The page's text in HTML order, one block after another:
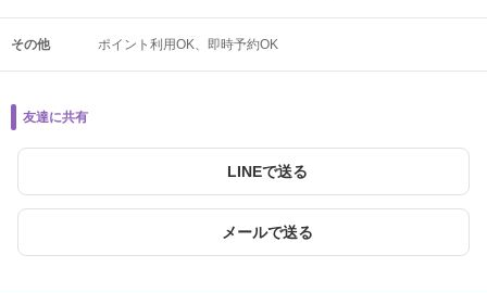
その他 ポイント利用OK 即時予約OK
友達に共有
LINEで送る
メールで送る